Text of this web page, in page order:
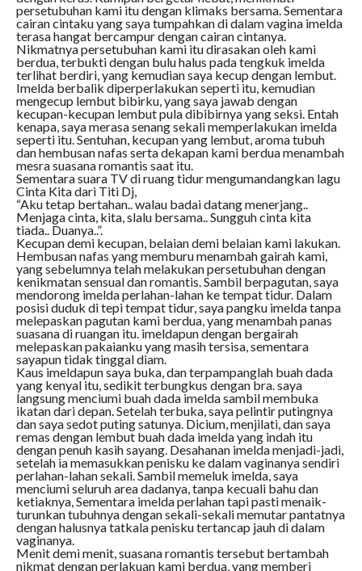
persetubuhan kami itu dengan klimaks bersama. Sementara
cairan cintaku yang saya tumpahkan di dalam vagina imelda
terasa hangat bercampur dengan cairan cintanya.
Nikmatnya persetubuhan kami itu dirasakan oleh kami
berdua, terbukti dengan bulu halus pada tengkuk imelda
terlihat berdiri, yang kemudian saya kecup dengan lembut.
Imelda berbalik diperperlakukan seperti itu, kemudian
mengecup lembut bibirku, yang saya jawab dengan
kecupan-kecupan lembut pula dibibirnya yang seksi. Entah
kenapa, saya merasa senang sekali memperlakukan imelda
seperti itu. Sentuhan, kecupan yang lembut, aroma tubuh
dan hembusan nafas serta dekapan kami berdua menambah
mesra suasana romantis saat itu.
Sementara suara TV di ruang tidur mengumandangkan lagu
Cinta Kita dari Titi Dj,
“Aku tetap bertahan.. walau badai datang menerjang..
Menjaga cinta, kita, slalu bersama.. Sungguh cinta kita
tiada.. Duanya..”.
Kecupan demi kecupan, belaian demi belaian kami lakukan.
Hembusan nafas yang memburu menambah gairah kami,
yang sebelumnya telah melakukan persetubuhan dengan
kenikmatan sensual dan romantis. Sambil berpagutan, saya
mendorong imelda perlahan-lahan ke tempat tidur. Dalam
posisi duduk di tepi tempat tidur, saya pangku imelda tanpa
melepaskan pagutan kami berdua, yang menambah panas
suasana di ruangan itu. imeldapun dengan bergairah
melepaskan pakaianku yang masih tersisa, sementara
sayapun tidak tinggal diam.
Kaus imeldapun saya buka, dan terpampanglah buah dada
yang kenyal itu, sedikit terbungkus dengan bra. saya
langsung menciumi buah dada imelda sambil membuka
ikatan dari depan. Setelah terbuka, saya pelintir putingnya
dan saya sedot puting satunya. Dicium, menjilati, dan saya
remas dengan lembut buah dada imelda yang indah itu
dengan penuh kasih sayang. Desahanan imelda menjadi-jadi,
setelah ia memasukkan penisku ke dalam vaginanya sendiri
perlahan-lahan sekali. Sambil memeluk imelda, saya
menciumi seluruh area dadanya, tanpa kecuali bahu dan
ketiaknya, Sementara imelda perlahan tapi pasti menaik-
turunkan tubuhnya dengan sekali-sekali memutar pantatnya
dengan halusnya tatkala penisku tertancap jauh di dalam
vaginanya.
Menit demi menit, suasana romantis tersebut bertambah
nikmat dengan perlakuan kami berdua, yang memberi